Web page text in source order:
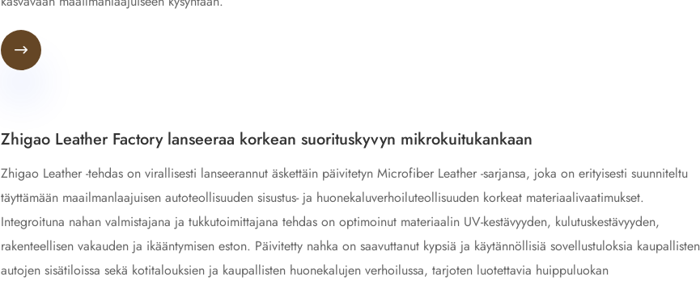

Zhigao Leather Factory lanseeraa korkean suorituskyvyn mikrokuitukankaan
Zhigao Leather -tehdas on virallisesti lanseerannut äskettäin päivitetyn Microfiber Leather -sarjansa, joka on erityisesti suunniteltu
täyttämään maailmanlaajuisen autoteollisuuden sisustus- ja huonekaluverhoiluteollisuuden korkeat materiaalivaatimukset.
Integroituna nahan valmistajana ja tukkutoimittajana tehdas on optimoinut materiaalin UV-kestävyyden, kulutuskestävyyden,
rakenteellisen vakauden ja ikääntymisen eston. Päivitetty nahka on saavuttanut kypsiä ja käytännöllisiä sovellustuloksia kaupallisten
autojen sisätiloissa sekä kotitalouksien ja kaupallisten huonekalujen verhoilussa, tarjoten luotettavia huippuluokan